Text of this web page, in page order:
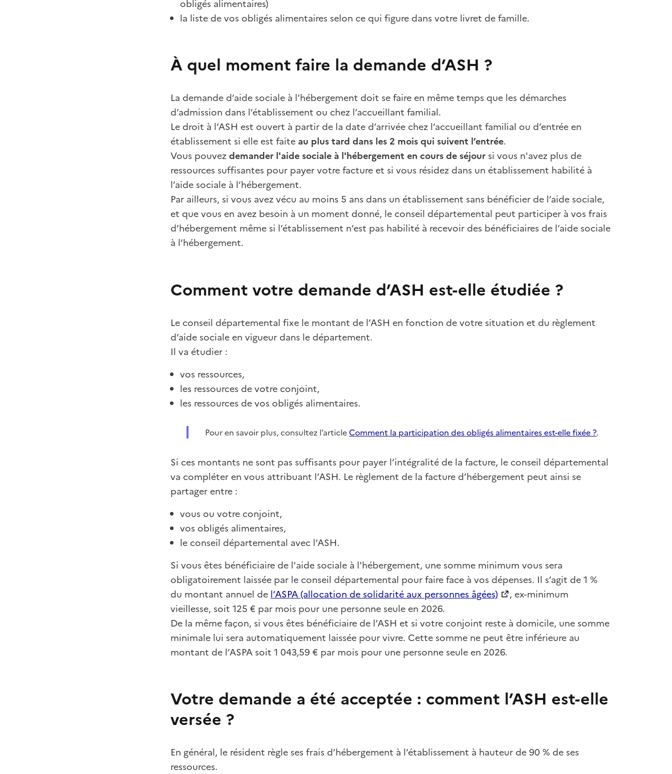
obligés alimentaires)
la liste de vos obligés alimentaires selon ce qui figure dans votre livret de famille.
À quel moment faire la demande d’ASH ?
La demande d’aide sociale à l'hébergement doit se faire en même temps que les démarches
d’admission dans l’établissement ou chez l’accueillant familial.
Le droit à l’ASH est ouvert à partir de la date d’arrivée chez l’accueillant familial ou d’entrée en
établissement si elle est faite au plus tard dans les 2 mois qui suivent l’entrée.
Vous pouvez demander l'aide sociale à l'hébergement en cours de séjour si vous n'avez plus de
ressources suffisantes pour payer votre facture et si vous résidez dans un établissement habilité à
l’aide sociale à l’hébergement.
Par ailleurs, si vous avez vécu au moins 5 ans dans un établissement sans bénéficier de l’aide sociale,
et que vous en avez besoin à un moment donné, le conseil départemental peut participer à vos frais
d’hébergement même si l’établissement n’est pas habilité à recevoir des bénéficiaires de l’aide sociale
à l’hébergement.
Comment votre demande d’ASH est-elle étudiée ?
Le conseil départemental fixe le montant de l’ASH en fonction de votre situation et du règlement
d’aide sociale en vigueur dans le département.
Il va étudier :
vos ressources,
les ressources de votre conjoint,
les ressources de vos obligés alimentaires.
Pour en savoir plus, consultez l’articleComment la participation des obligés alimentaires est-elle fixée ?.
Si ces montants ne sont pas suffisants pour payer l’intégralité de la facture, le conseil départemental
va compléter en vous attribuant l’ASH. Le règlement de la facture d’hébergement peut ainsi se
partager entre :
vous ou votre conjoint,
vos obligés alimentaires,
le conseil départemental avec l’ASH.
Si vous êtes bénéficiaire de l'aide sociale à l'hébergement, une somme minimum vous sera
obligatoirement laissée par le conseil départemental pour faire face à vos dépenses. Il s’agit de 1 %
du montant annuel de l’ASPA (allocation de solidarité aux personnes âgées)
, ex-minimum
vieillesse, soit 125 € par mois pour une personne seule en 2026.
De la même façon, si vous êtes bénéficiaire de l’ASH et si votre conjoint reste à domicile, une somme
minimale lui sera automatiquement laissée pour vivre. Cette somme ne peut être inférieure au
montant de l’ASPA soit 1 043,59 € par mois pour une personne seule en 2026.
Votre demande a été acceptée : comment l’ASH est-elle
versée ?
En général, le résident règle ses frais d’hébergement à l’établissement à hauteur de 90 % de ses
ressources.